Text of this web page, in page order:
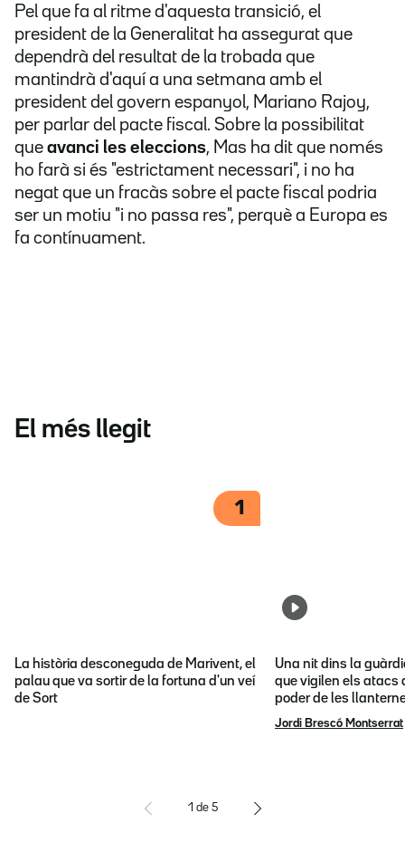
Pel que fa al ritme d'aquesta transició, el
president de la Generalitat ha assegurat que
dependrà del resultat de la trobada que
mantindrà d'aquí a una setmana amb el
president del govern espanyol, Mariano Rajoy,
per parlar del pacte fiscal. Sobre la possibilitat
que avanci les eleccions, Mas ha dit que només
ho farà si és "estrictament necessari", i no ha
negat que un fracàs sobre el pacte fiscal podria
ser un motiu "i no passa res", perquè a Europa es
fa contínuament.
El més llegit
1
La història desconeguda de Marivent, el
palau que va sortir de la fortuna d'un veí
de Sort
Una nit dins la
que vigilen els atacs
poder de les
Jordi Brescó Montserrat
1 de 5